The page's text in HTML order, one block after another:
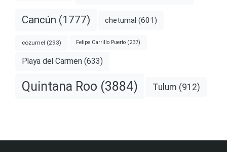
Cancún (1777) chetumal (601)
cozumel (293) Felipe Carrillo Puerto (237)
Playa del Carmen (633)
Quintana Roo (3884) Tulum (912)